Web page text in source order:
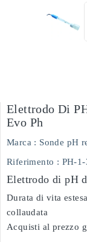
Elettrodo Di
Evo Ph
Marca : Sonde pH
Riferimento : PH-
Elettrodo di pH
Durata di vita
collaudata
Acquisti al prezzo